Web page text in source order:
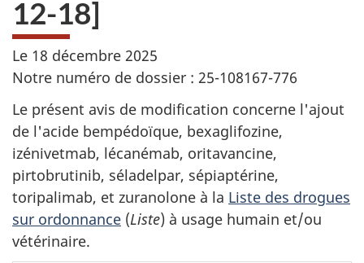
12-18]
Le 18 décembre 2025
Notre numéro de dossier : 25-108167-776
Le présent avis de modification concerne l'ajout
de l'acide bempédoïque, bexaglifozine,
izénivetmab, lécanémab, oritavancine,
pirtobrutinib, séladelpar, sépiaptérine,
toripalimab, et zuranolone à la Liste des drogues
sur ordonnance (Liste) à usage humain et/ou
vétérinaire.